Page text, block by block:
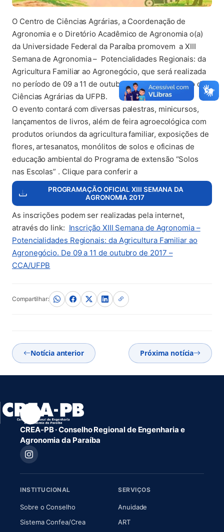
O Centro de Ciências Agrárias, a Coordenação de
Agronomia e o Diretório Acadêmico de Agronomia o(a)
da Universidade Federal da Paraíba promovem a XIII
Semana de Agronomia – Potencialidades Regionais: da
Agricultura Familiar ao Agronegócio, que será realizada
no período de 09 a 11 de outubro de 2017, no Centro de
Ciências Agrárias da UFPB.
O evento contará com diversas palestras, minicursos,
lançamentos de livros, além de feira agroecológica com
produtos oriundos da agricultura familiar, exposições de
flores, artesanatos, monólitos de solos e oficinas de
educação ambiental do Programa de extensão “Solos
nas Escolas” . Clique para conferir a
PROGRAMAÇÃO OFICIAL XIII SEMANA DA
AGRONOMIA 2017
As inscrições podem ser realizadas pela internet,
através do link: Inscrição XIII Semana de Agronomia –
Potencialidades Regionais: da Agricultura Familiar ao
Agronegócio. De 09 a 11 de outubro de 2017 –
CCA/UFPB
Compartilhar:
Notícia anterior Próxima notícia
CREA-PB · Conselho Regional de Engenharia e
Agronomia da Paraíba
INSTITUCIONAL
Sobre o Conselho(abre em nova aba)
Sistema Confea/Crea(abre em nova aba)
SERVIÇOS
Anuidade
ART(abre em nova aba)